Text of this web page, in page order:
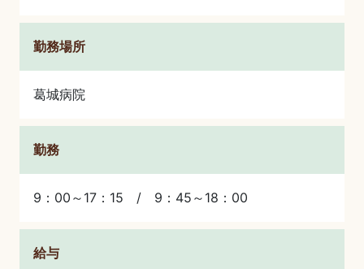
勤務場所
葛城病院
勤務
9：00～17：15 / 9：45～18：00
給与